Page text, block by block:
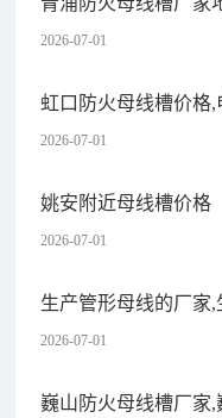
2026-07-01
虹口防火母线槽价格
2026-07-01
姚安附近母线槽价格
2026-07-01
生产管形母线的厂家
2026-07-01
巍山防火母线槽厂家